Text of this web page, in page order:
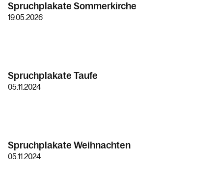
Spruchplakate Sommerkirche
19.05.2026
Spruchplakate Taufe
05.11.2024
Spruchplakate Weihnachten
05.11.2024